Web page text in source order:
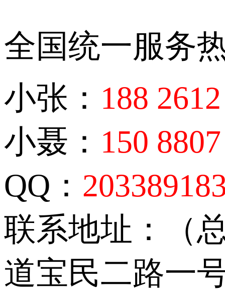
全国统一服务
小张： 188
小聂： 150
QQ：
联系地址：（
道宝民二路一